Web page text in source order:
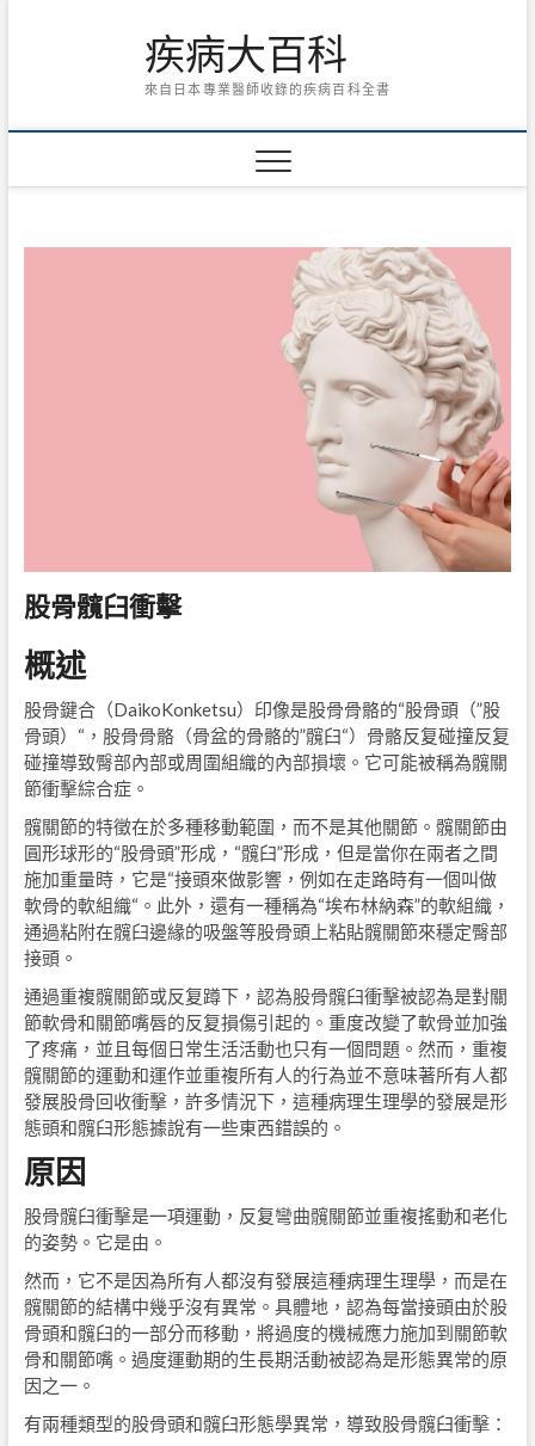
疾病大百科
來自日本專業醫師收錄的疾病百科全書
股骨髖臼衝擊
概述
股骨鍵合（DaikoKonketsu）印像是股骨骨骼的“股骨頭（”股
骨頭）“，股骨骨骼（骨盆的骨骼的”髖臼“）骨骼反复碰撞反复
碰撞導致臀部內部或周圍組織的內部損壞。它可能被稱為髖關
節衝擊綜合症。
髖關節的特徵在於多種移動範圍，而不是其他關節。髖關節由
圓形球形的“股骨頭”形成，“髖臼”形成，但是當你在兩者之間
施加重量時，它是“接頭來做影響，例如在走路時有一個叫做
軟骨的軟組織“。此外，還有一種稱為“埃布林納森”的軟組織，
通過粘附在髖臼邊緣的吸盤等股骨頭上粘貼髖關節來穩定臀部
接頭。
通過重複髖關節或反复蹲下，認為股骨髖臼衝擊被認為是對關
節軟骨和關節嘴唇的反复損傷引起的。重度改變了軟骨並加強
了疼痛，並且每個日常生活活動也只有一個問題。然而，重複
髖關節的運動和運作並重複所有人的行為並不意味著所有人都
發展股骨回收衝擊，許多情況下，這種病理生理學的發展是形
態頭和髖臼形態據說有一些東西錯誤的。
原因
股骨髖臼衝擊是一項運動，反复彎曲髖關節並重複搖動和老化
的姿勢。它是由。
然而，它不是因為所有人都沒有發展這種病理生理學，而是在
髖關節的結構中幾乎沒有異常。具體地，認為每當接頭由於股
骨頭和髖臼的一部分而移動，將過度的機械應力施加到關節軟
骨和關節嘴。過度運動期的生長期活動被認為是形態異常的原
因之一。
有兩種類型的股骨頭和髖臼形態學異常，導致股骨髖臼衝擊：